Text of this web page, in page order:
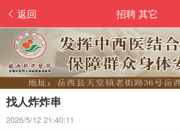
返回 招聘 其它
找人炸炸串
2026/5/12 21:40:11